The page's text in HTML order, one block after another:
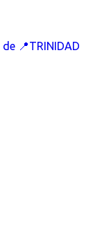
📍TRINIDAD